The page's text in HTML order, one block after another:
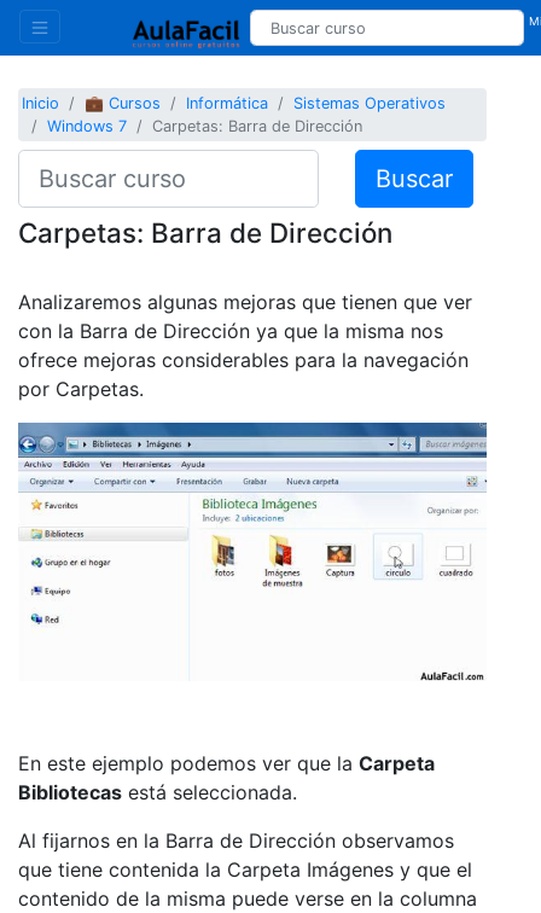
Inicio 💼 Cursos Informática
Sistemas Operativos
Windows 7
Carpetas: Barra de Dirección
Buscar
Carpetas: Barra de Dirección
Analizaremos algunas mejoras que tienen que ver
con la Barra de Dirección ya que la misma nos
ofrece mejoras considerables para la navegación
por Carpetas.
En este ejemplo podemos ver que la Carpeta
Bibliotecas está seleccionada.
Al fijarnos en la Barra de Dirección observamos
que tiene contenida la Carpeta Imágenes y que el
contenido de la misma puede verse en la columna